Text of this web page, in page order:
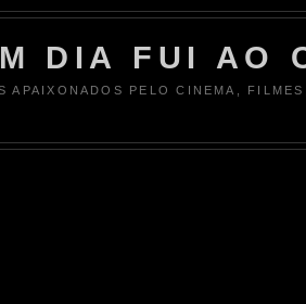
DIA FUI AO
APAIXONADOS PELO CINEMA,